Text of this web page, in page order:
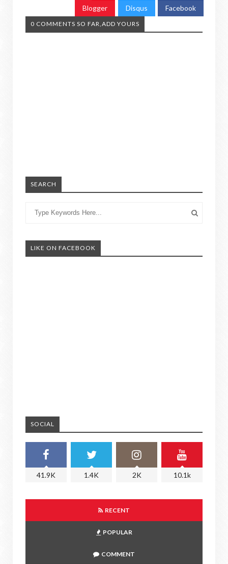
Blogger Disqus Facebook
0 COMMENTS SO FAR,ADD YOURS
SEARCH
LIKE ON FACEBOOK
SOCIAL
41.9K 1.4K 2K 10.1k
RECENT
POPULAR
COMMENT